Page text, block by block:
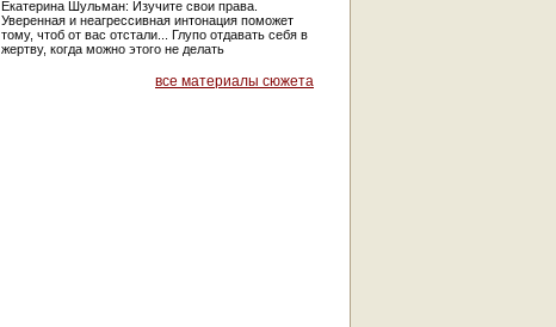
Екатерина Шульман: Изучите свои права.
Уверенная и неагрессивная интонация поможет
тому, чтоб от вас отстали... Глупо отдавать себя в
жертву, когда можно этого не делать
все материалы сюжета